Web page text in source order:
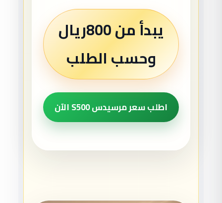
يبدأ من 800ريال
وحسب الطلب
اطلب سعر مرسيدس S500 الآن